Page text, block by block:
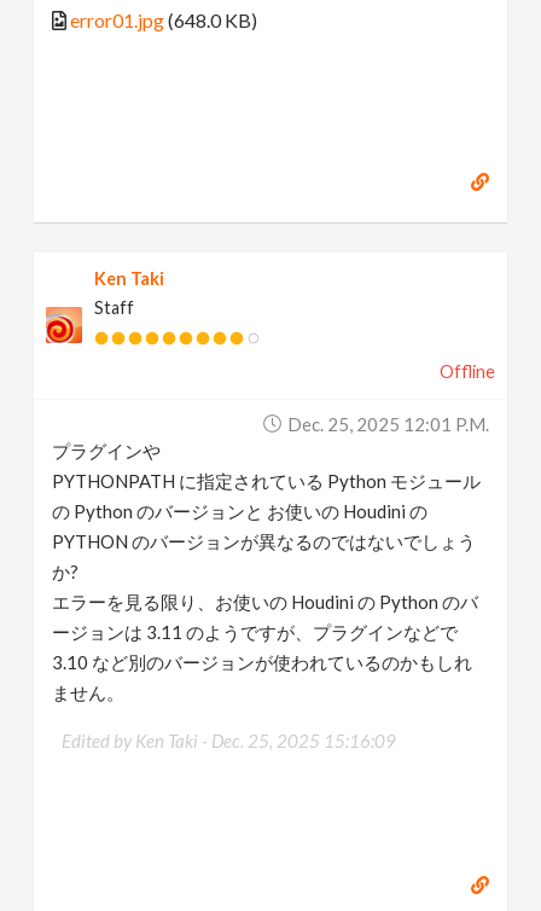
error01.jpg(648.0 KB)
Ken Taki
Staff
Offline
Dec. 25, 2025 12:01 P.m.
プラグインや
PYTHONPATH に指定されている Python モジュール
の Python のバージョンと お使いの Houdini の
PYTHON のバージョンが異なるのではないでしょう
か?
エラーを見る限り、お使いの Houdini の Python のバ
ージョンは 3.11 のようですが、プラグインなどで
3.10 など別のバージョンが使われているのかもしれ
ません。
Edited by Ken Taki - Dec. 25, 2025 15:16:09